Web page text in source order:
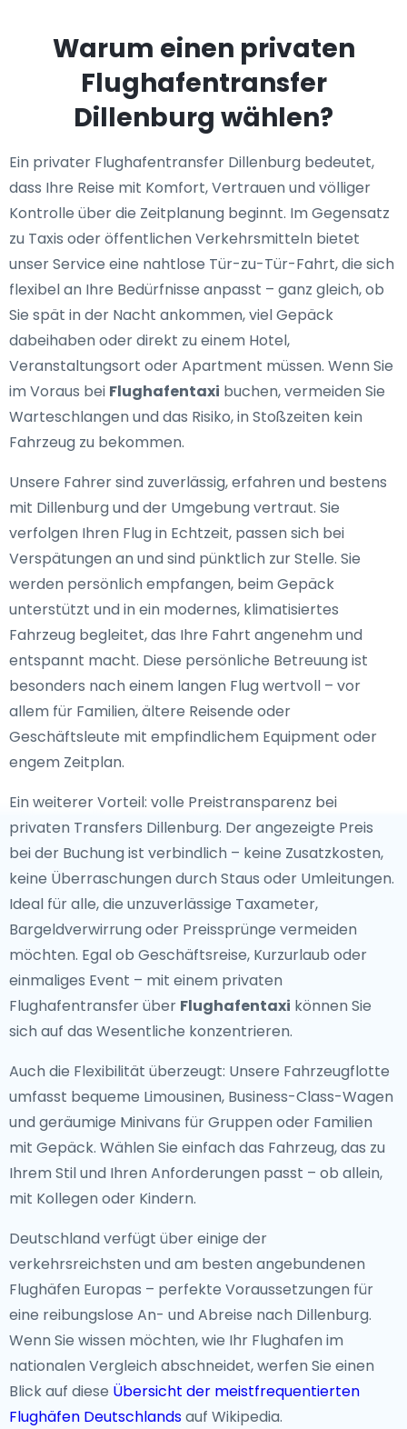
Warum einen privaten
Flughafentransfer
Dillenburg wählen?
Ein privater Flughafentransfer Dillenburg bedeutet,
dass Ihre Reise mit Komfort, Vertrauen und völliger
Kontrolle über die Zeitplanung beginnt. Im Gegensatz
zu Taxis oder öffentlichen Verkehrsmitteln bietet
unser Service eine nahtlose Tür-zu-Tür-Fahrt, die sich
flexibel an Ihre Bedürfnisse anpasst – ganz gleich, ob
Sie spät in der Nacht ankommen, viel Gepäck
dabeihaben oder direkt zu einem Hotel,
Veranstaltungsort oder Apartment müssen. Wenn Sie
im Voraus bei Flughafentaxi buchen, vermeiden Sie
Warteschlangen und das Risiko, in Stoßzeiten kein
Fahrzeug zu bekommen.
Unsere Fahrer sind zuverlässig, erfahren und bestens
mit Dillenburg und der Umgebung vertraut. Sie
verfolgen Ihren Flug in Echtzeit, passen sich bei
Verspätungen an und sind pünktlich zur Stelle. Sie
werden persönlich empfangen, beim Gepäck
unterstützt und in ein modernes, klimatisiertes
Fahrzeug begleitet, das Ihre Fahrt angenehm und
entspannt macht. Diese persönliche Betreuung ist
besonders nach einem langen Flug wertvoll – vor
allem für Familien, ältere Reisende oder
Geschäftsleute mit empfindlichem Equipment oder
engem Zeitplan.
Ein weiterer Vorteil: volle Preistransparenz bei
privaten Transfers Dillenburg. Der angezeigte Preis
bei der Buchung ist verbindlich – keine Zusatzkosten,
keine Überraschungen durch Staus oder Umleitungen.
Ideal für alle, die unzuverlässige Taxameter,
Bargeldverwirrung oder Preissprünge vermeiden
möchten. Egal ob Geschäftsreise, Kurzurlaub oder
einmaliges Event – mit einem privaten
Flughafentransfer über Flughafentaxi können Sie
sich auf das Wesentliche konzentrieren.
Auch die Flexibilität überzeugt: Unsere Fahrzeugflotte
umfasst bequeme Limousinen, Business-Class-Wagen
und geräumige Minivans für Gruppen oder Familien
mit Gepäck. Wählen Sie einfach das Fahrzeug, das zu
Ihrem Stil und Ihren Anforderungen passt – ob allein,
mit Kollegen oder Kindern.
Deutschland verfügt über einige der
verkehrsreichsten und am besten angebundenen
Flughäfen Europas – perfekte Voraussetzungen für
eine reibungslose An- und Abreise nach Dillenburg.
Wenn Sie wissen möchten, wie Ihr Flughafen im
nationalen Vergleich abschneidet, werfen Sie einen
Blick auf diese Übersicht der meistfrequentierten
Flughäfen Deutschlandsauf Wikipedia.